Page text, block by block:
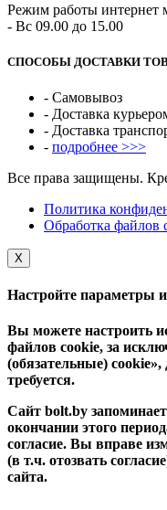
Режим работы интернет
- Вс 09.00 до 15.00
СПОСОБЫ ДОСТАВКИ
- Самовывоз
- Доставка
- Доставка
- подробнее >>>
Все права защищены.
Политика
Обработка файлов
Х
Настройте параметры
Вы можете настроить
файлов cookie, за
(обязательные)
требуется.
Сайт bolt.by
окончании этого
согласие. Вы вправе
(в т.ч. отозвать
сайта.